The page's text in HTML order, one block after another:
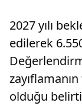
2027 yılı
edilerek
olduğu